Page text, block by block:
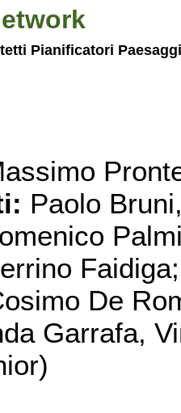
Pianificatori
Paolo
Faidiga;
De
Garrafa,